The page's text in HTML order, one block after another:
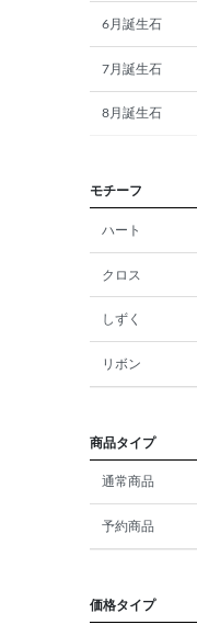
6月誕生石
7月誕生石
8月誕生石
エメラルド
モチーフ
ハート
クロス
しずく
リボン
商品タイプ
通常商品
予約商品
価格タイプ